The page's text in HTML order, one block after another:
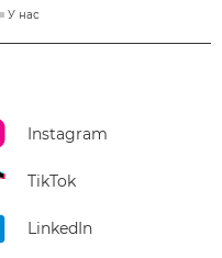
У нас
Instagram
TikTok
LinkedIn